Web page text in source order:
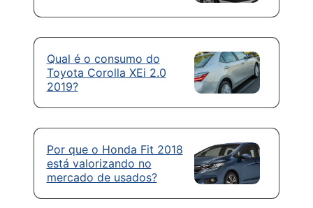
Qual é o consumo do
Toyota Corolla XEi 2.0
2019?
Por que o Honda Fit 2018
está valorizando no
mercado de usados?